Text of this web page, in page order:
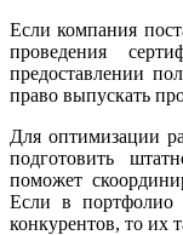
Если компания
проведения
предоставлении
право выпускать
Для оптимизации
подготовить
поможет
Если в портфолио
конкурентов, то их